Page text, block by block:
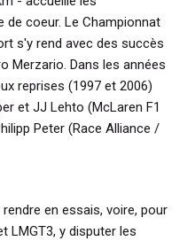
coeur. Le Championnat
s'y rend avec des succès
Merzario. Dans les années
reprises (1997 et 2006)
et JJ Lehto (McLaren F1
Peter (Race Alliance /
en essais, voire, pour
LMGT3, y disputer les